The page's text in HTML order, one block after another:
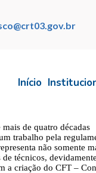
Início
de quatro décadas
trabalho pela
não
técnicos,
criação do CFT –